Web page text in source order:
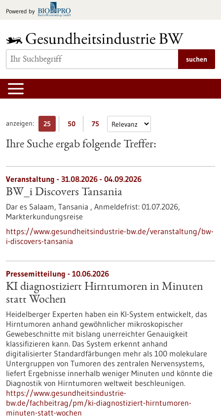
Inhalt
Powered by
suchen
anzeigen: 25 50 75
Ihre Suche ergab folgende Treffer:
Veranstaltung - 31.08.2026 - 04.09.2026
BW_i Discovers Tansania
Dar es Salaam, Tansania , Anmeldefrist: 01.07.2026,
Markterkundungsreise
https://www.gesundheitsindustrie-bw.de/veranstaltung/bw-
i-discovers-tansania
Pressemitteilung - 10.06.2026
KI diagnostiziert Hirntumoren in Minuten
statt Wochen
Heidelberger Experten haben ein KI-System entwickelt, das
Hirntumoren anhand gewöhnlicher mikroskopischer
Gewebeschnitte mit bislang unerreichter Genauigkeit
klassifizieren kann. Das System erkennt anhand
digitalisierter Standardfärbungen mehr als 100 molekulare
Untergruppen von Tumoren des zentralen Nervensystems,
liefert Ergebnisse innerhalb weniger Minuten und könnte die
Diagnostik von Hirntumoren weltweit beschleunigen.
https://www.gesundheitsindustrie-
bw.de/fachbeitrag/pm/ki-diagnostiziert-hirntumoren-
minuten-statt-wochen